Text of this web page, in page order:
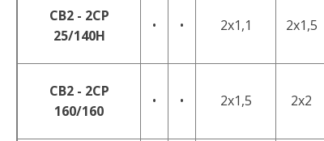
CB2 - 2CP
25/140H
• • 2x1,1 2x1,5
CB2 - 2CP
160/160
• • 2x1,5 2x2